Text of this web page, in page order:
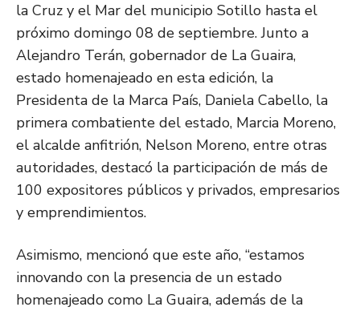
la Cruz y el Mar del municipio Sotillo hasta el
próximo domingo 08 de septiembre. Junto a
Alejandro Terán, gobernador de La Guaira,
estado homenajeado en esta edición, la
Presidenta de la Marca País, Daniela Cabello, la
primera combatiente del estado, Marcia Moreno,
el alcalde anfitrión, Nelson Moreno, entre otras
autoridades, destacó la participación de más de
100 expositores públicos y privados, empresarios
y emprendimientos.
Asimismo, mencionó que este año, “estamos
innovando con la presencia de un estado
homenajeado como La Guaira, además de la